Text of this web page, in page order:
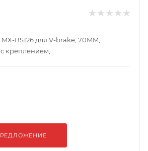
BS126 для V-brake, 70MM,
креплением,